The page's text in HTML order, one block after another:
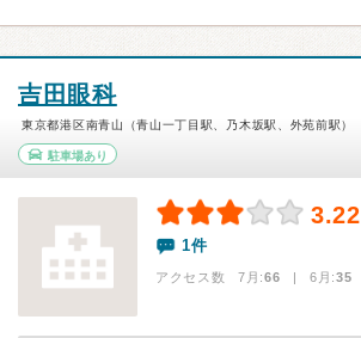
吉田眼科
東京都港区南青山（青山一丁目駅、乃木坂駅、外苑前駅）
駐車場あり
3.22
1件
アクセス数 7月:66 | 6月:35